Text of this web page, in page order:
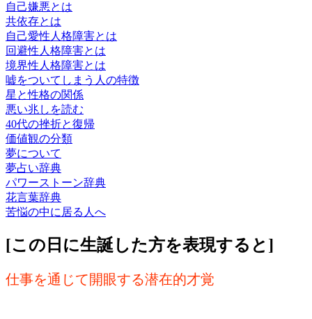
自己嫌悪とは
共依存とは
自己愛性人格障害とは
回避性人格障害とは
境界性人格障害とは
嘘をついてしまう人の特徴
星と性格の関係
悪い兆しを読む
40代の挫折と復帰
価値観の分類
夢について
夢占い辞典
パワーストーン辞典
花言葉辞典
苦悩の中に居る人へ
[この日に生誕した方を表現すると]
仕事を通じて開眼する潜在的才覚